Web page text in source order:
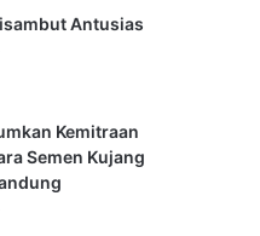
Antusias
Kemitraan
Semen Kujang